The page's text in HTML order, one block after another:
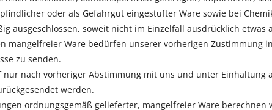
oder als Gefahrgut eingestufter Ware sowie bei
ausgeschlossen, soweit nicht im Einzelfall ausdrücklich etwas
mangelfreier Ware bedürfen unserer vorherigen
zu senden.
nur nach vorheriger Abstimmung mit uns und unter
werden.
ordnungsgemäß gelieferter, mangelfreier Ware